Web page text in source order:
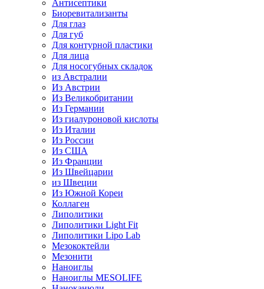
Антисептики
Биоревитализанты
Для глаз
Для губ
Для контурной пластики
Для лица
Для носогубных складок
из Австралии
Из Австрии
Из Великобритании
Из Германии
Из гиалуроновой кислоты
Из Италии
Из России
Из США
Из Франции
Из Швейцарии
из Швеции
Из Южной Кореи
Коллаген
Липолитики
Липолитики Light Fit
Липолитики Lipo Lab
Мезококтейли
Мезонити
Наноиглы
Наноиглы MESOLIFE